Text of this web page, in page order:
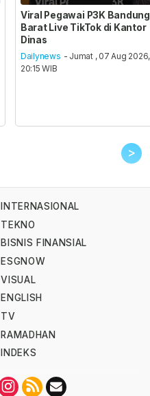
Viral Pegawai P3K Bandung
Barat Live TikTok di Kantor
Dinas
Dailynews - Jumat , 07 Aug 2026,
20:15 WIB
>
INTERNASIONAL
TEKNO
BISNIS FINANSIAL
ESGNOW
VISUAL
ENGLISH
TV
RAMADHAN
INDEKS